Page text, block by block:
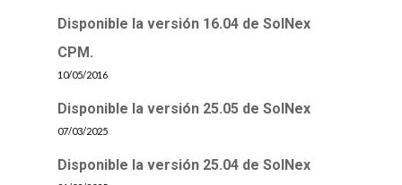
Disponible la versión 16.04 de SolNex
CPM.
10/05/2016
Disponible la versión 25.05 de SolNex
07/03/2025
Disponible la versión 25.04 de SolNex